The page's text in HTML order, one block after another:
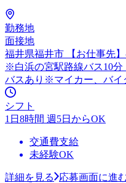
勤務地
面接地
福井県福井市 【お仕事先
※白浜の宮駅路線バス10
バスあり※マイカー、バイ
シフト
1日8時間 週5日からOK
交通費支給
未経験OK
詳細を見る
応募画面に進